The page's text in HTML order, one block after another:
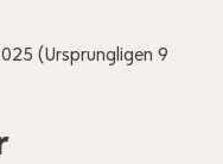
(Ursprungligen 9